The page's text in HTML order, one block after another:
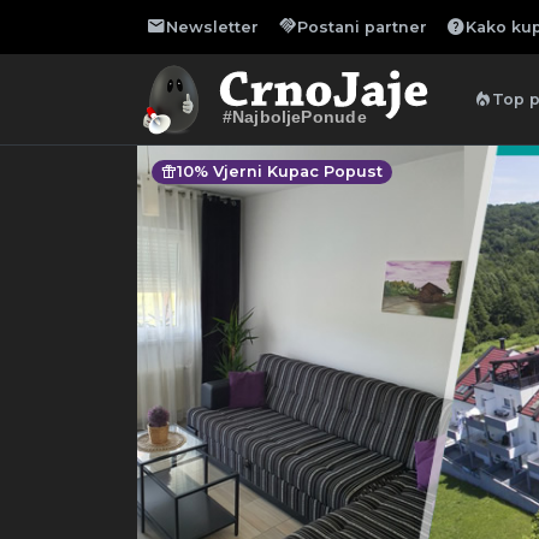
mailNewsletter handshakePostani partner helpKako
#NajboljePonude
local_fire_department Top
featured_seasonal_and_gifts10% Vjerni Kupac Popust